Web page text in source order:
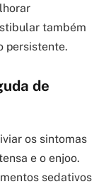
também
persistente.
de
os sintomas
e o enjoo.
sedativos